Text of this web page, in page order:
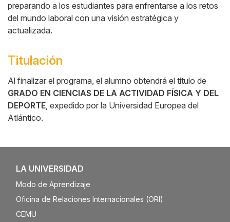
preparando a los estudiantes para enfrentarse a los retos
del mundo laboral con una visión estratégica y
actualizada.
Titulación
Al finalizar el programa, el alumno obtendrá el título de
GRADO EN CIENCIAS DE LA ACTIVIDAD FÍSICA Y DEL
DEPORTE, expedido por la Universidad Europea del
Atlántico.
LA UNIVERSIDAD
Modo de Aprendizaje
Oficina de Relaciones Internacionales (ORI)
CEMU